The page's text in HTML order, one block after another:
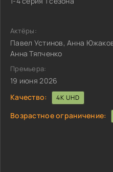
Актёры:
Павел Устинов, Анна
Анна Тяпченко
Премьера:
19 июня 2026
Качество:
4K UHD
Возрастное ограничение: